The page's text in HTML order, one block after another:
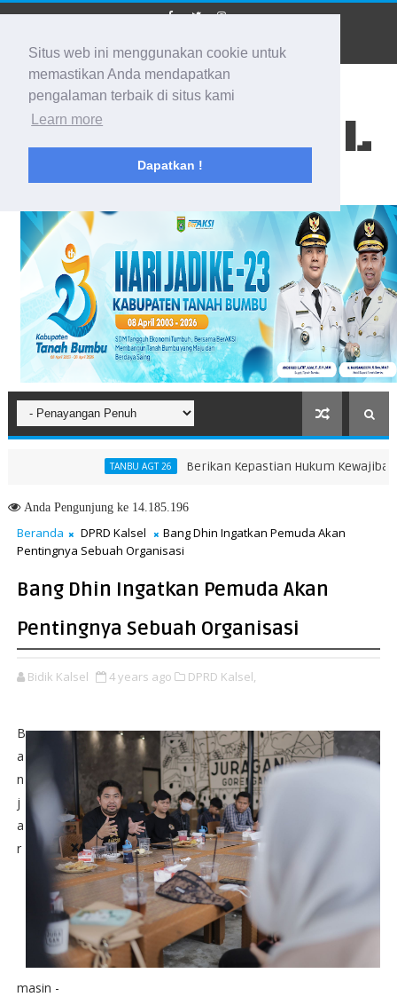
Situs web ini menggunakan cookie untuk
memastikan Anda mendapatkan
pengalaman terbaik di situs kami
Learn more
Dapatkan !
BIDIK KALSEL
Membidik Ke Segala Arah
TANBU AGT 26 Berikan Kepastian Hukum Kewajiban dan
AndaPengunjung ke 14.185.196
Beranda DPRD Kalsel
Bang Dhin Ingatkan Pemuda Akan
Pentingnya Sebuah Organisasi
Bang Dhin Ingatkan Pemuda Akan
Pentingnya Sebuah Organisasi
Bidik Kalsel 4 years ago DPRD Kalsel,
B
a
n
j
a
r
masin -